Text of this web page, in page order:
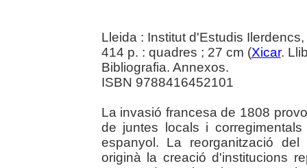
Lleida : Institut d'Estudis
414 p. : quadres ; 27 cm (Xicar.
Bibliografia. Annexos.
ISBN 9788416452101
La invasió francesa de 1808
de juntes locals i
espanyol. La reorganització
originà la creació d'institucions